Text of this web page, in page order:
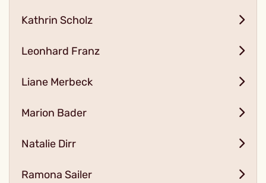
Kathrin Scholz
Leonhard Franz
Liane Merbeck
Marion Bader
Natalie Dirr
Ramona Sailer